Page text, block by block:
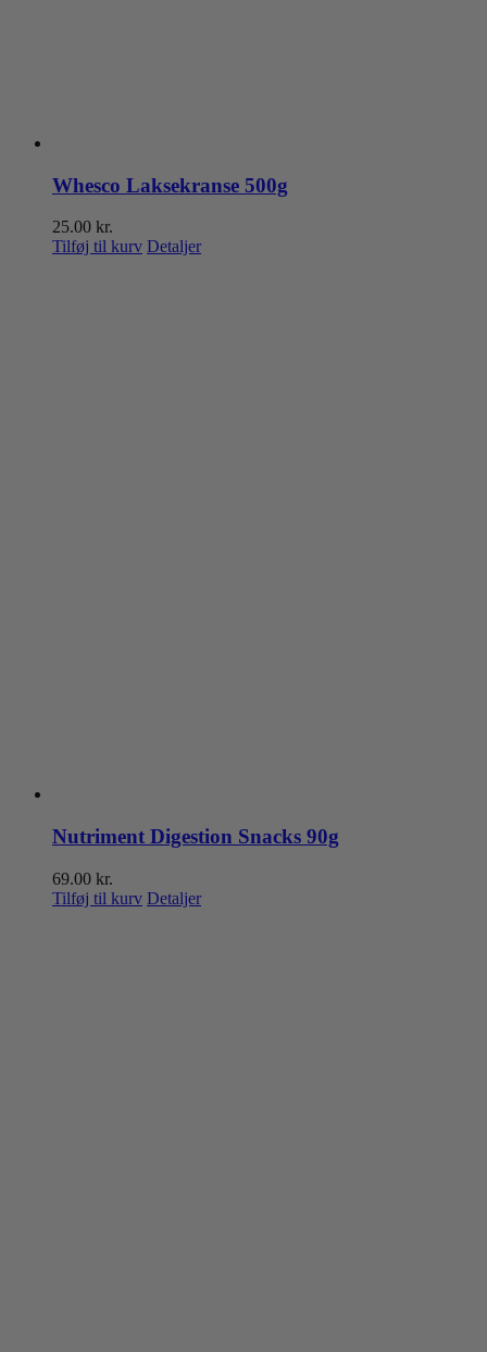
Whesco Laksekranse 500g
25.00 kr.
Tilføj til kurv Detaljer
Nutriment Digestion Snacks 90g
69.00 kr.
Tilføj til kurv Detaljer